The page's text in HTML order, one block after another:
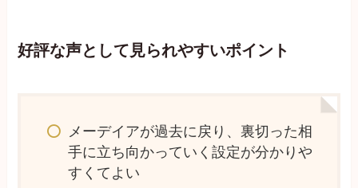
好評な声として見られやすいポイント
メーデイアが過去に戻り、裏切った相
手に立ち向かっていく設定が分かりや
すくてよい